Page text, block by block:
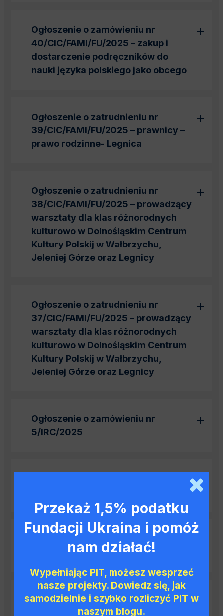
Ogłoszenie o zamówieniu nr
40/CIC/FAMI/FU/2025 – zakup i
dostarczenie podręczników do
nauki języka polskiego jako obcego
Ogłoszenie o zatrudnieniu nr
39/CIC/FAMI/FU/2025 – prawnicy –
prawo rodzinne- Legnica
Ogłoszenie o zatrudnieniu nr
38/CIC/FAMI/FU/2025 – prowadzący
warsztaty dla klas różnorodnych
kulturowo w Dolnośląskim Centrum
Kultury Polskij w Wałbrzychu,
Jeleniej Górze oraz Legnicy
Ogłoszenie o zatrudnieniu nr
37/CIC/FAMI/FU/2025 – prowadzący
warsztaty dla klas różnorodnych
kulturowo w Dolnośląskim Centrum
Kultury Polskij w Wałbrzychu,
Jeleniej Górze oraz Legnicy
Ogłoszenie o zamówieniu nr
5/IRC/2025
Ogłoszenie o zamówieniu nr
3/IRC/2025
Ogłoszenie o zamówieniu nr
2/IRC/2025
Przekaż 1,5% podatku
Fundacji Ukraina i pomóż
nam działać!
Wypełniając PIT, możesz wesprzeć
nasze projekty. Dowiedz się, jak
samodzielnie i szybko rozliczyć PIT w
naszym blogu.